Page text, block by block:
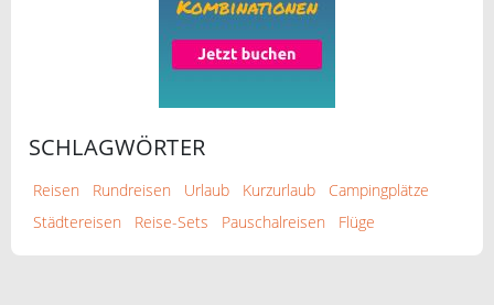
SCHLAGWÖRTER
Reisen Rundreisen Urlaub Kurzurlaub
Campingplätze
Städtereisen
Reise-Sets Pauschalreisen Flüge